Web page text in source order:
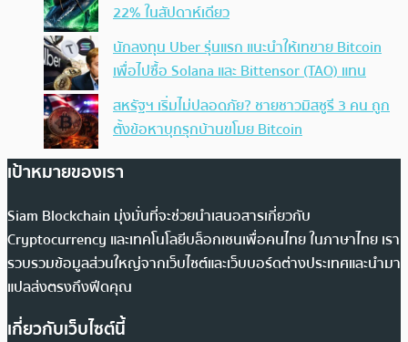
22% ในสัปดาห์เดียว
นักลงทุน Uber รุ่นแรก แนะนำให้เทขาย Bitcoin
เพื่อไปซื้อ Solana และ Bittensor (TAO) แทน
สหรัฐฯ เริ่มไม่ปลอดภัย? ชายชาวมิสซูรี 3 คน ถูก
ตั้งข้อหาบุกรุกบ้านขโมย Bitcoin
เป้าหมายของเรา
Siam Blockchain มุ่งมั่นที่จะช่วยนำเสนอสารเกี่ยวกับ
Cryptocurrency และเทคโนโลยีบล็อกเชนเพื่อคนไทย ในภาษาไทย เรา
รวบรวมข้อมูลส่วนใหญ่จากเว็บไซต์และเว็บบอร์ดต่างประเทศและนำมา
แปลส่งตรงถึงฟีดคุณ
เกี่ยวกับเว็บไซต์นี้